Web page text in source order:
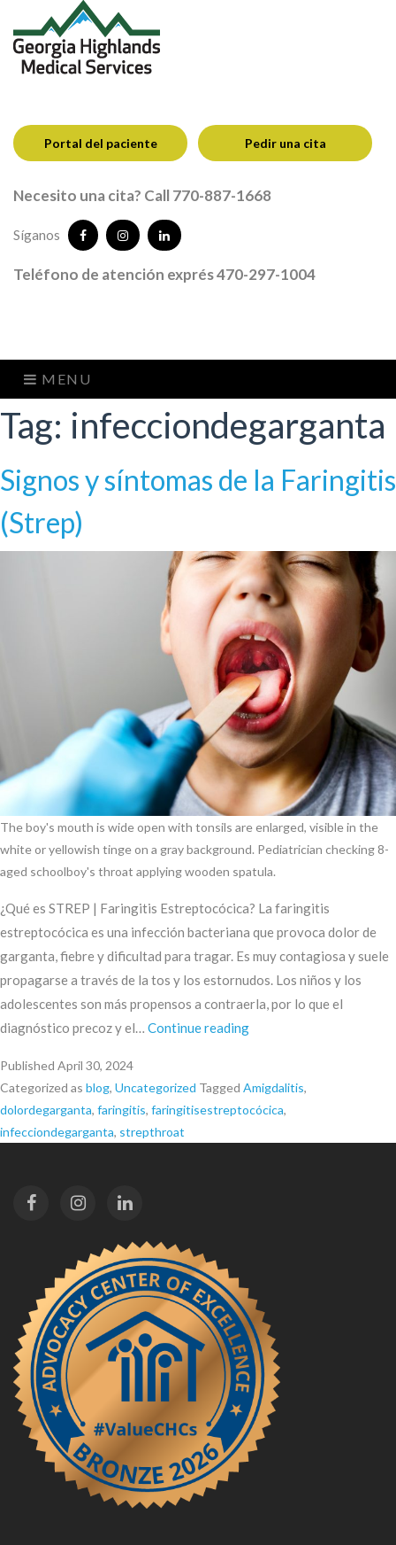
Portal del paciente Pedir una cita
Necesito una cita? Call 770-887-1668
Síganos
Teléfono de atención exprés 470-297-1004
MENU
Tag: infecciondegarganta
Signos y síntomas de la Faringitis
(Strep)
The boy's mouth is wide open with tonsils are enlarged, visible in the
white or yellowish tinge on a gray background. Pediatrician checking 8-
aged schoolboy's throat applying wooden spatula.
¿Qué es STREP | Faringitis Estreptocócica? La faringitis
estreptocócica es una infección bacteriana que provoca dolor de
garganta, fiebre y dificultad para tragar. Es muy contagiosa y suele
propagarse a través de la tos y los estornudos. Los niños y los
adolescentes son más propensos a contraerla, por lo que el
diagnóstico precoz y el… Continue readingSignos
Faringitis
Published April 30, 2024
Categorized as blog, Uncategorized Tagged Amigdalitis,
dolordegarganta, faringitis, faringitisestreptocócica,
infecciondegarganta, strepthroat